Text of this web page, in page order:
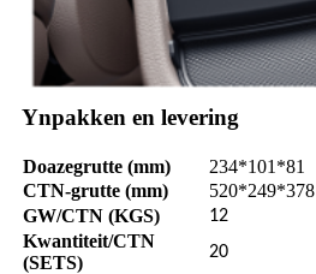
Ynpakken en levering
Doazegrutte (mm)
234*101*81
CTN-grutte (mm)
520*249*378
GW/CTN (KGS)
12
Kwantiteit/CTN
(SETS)
20